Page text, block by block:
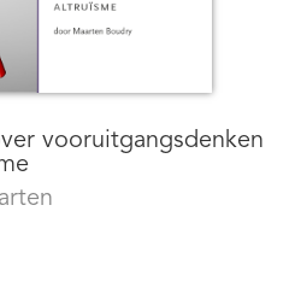
vooruitgangsdenken